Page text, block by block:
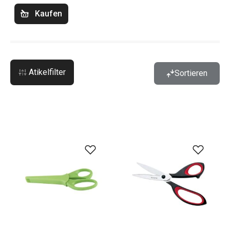
Kaufen
Atikelfilter Sortieren